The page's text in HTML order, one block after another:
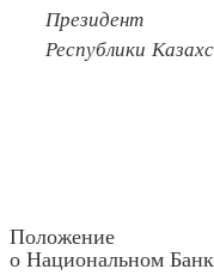
Президент
Республики
Положение
о Национальном